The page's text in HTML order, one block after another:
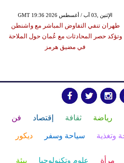
GMT 19:36 2026 الإثنين ,03 آب / أغسطس
طهران تنفي التفاوض المباشر مع واشنطن
وتؤكد حصر المحادثات مع عُمان حول الملاحة
في مضيق هرمز
رياضة ثقافة إقتصاد فن
وتغذية سياحة وسفر ديكور
مرأة علوم وتكنولوجيا بيئة